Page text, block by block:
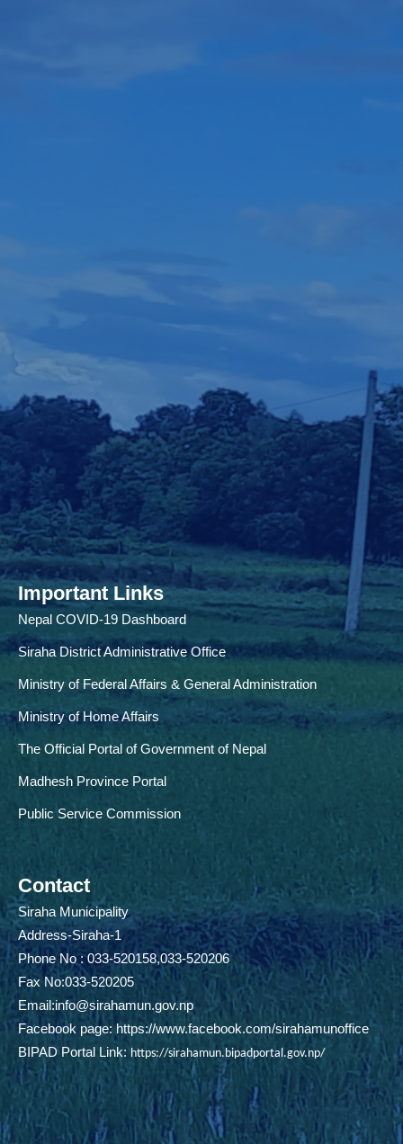
Important Links
Nepal COVID-19 Dashboard
Siraha District Administrative Office
Ministry of Federal Affairs & General Administration
Ministry of Home Affairs
The Official Portal of Government of Nepal
Madhesh Province Portal
Public Service Commission
Contact
Siraha Municipality
Address-Siraha-1
Phone No : 033-520158,033-520206
Fax No:033-520205
Email:info@sirahamun.gov.np
Facebook page:https://www.facebook.com/sirahamunoffice
BIPAD Portal Link: https://sirahamun.bipadportal.gov.np/